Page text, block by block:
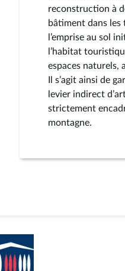
reconstruction à
bâtiment dans les
l’emprise au sol
l’habitat
espaces naturels,
Il s’agit ainsi de
levier indirect
strictement
montagne.